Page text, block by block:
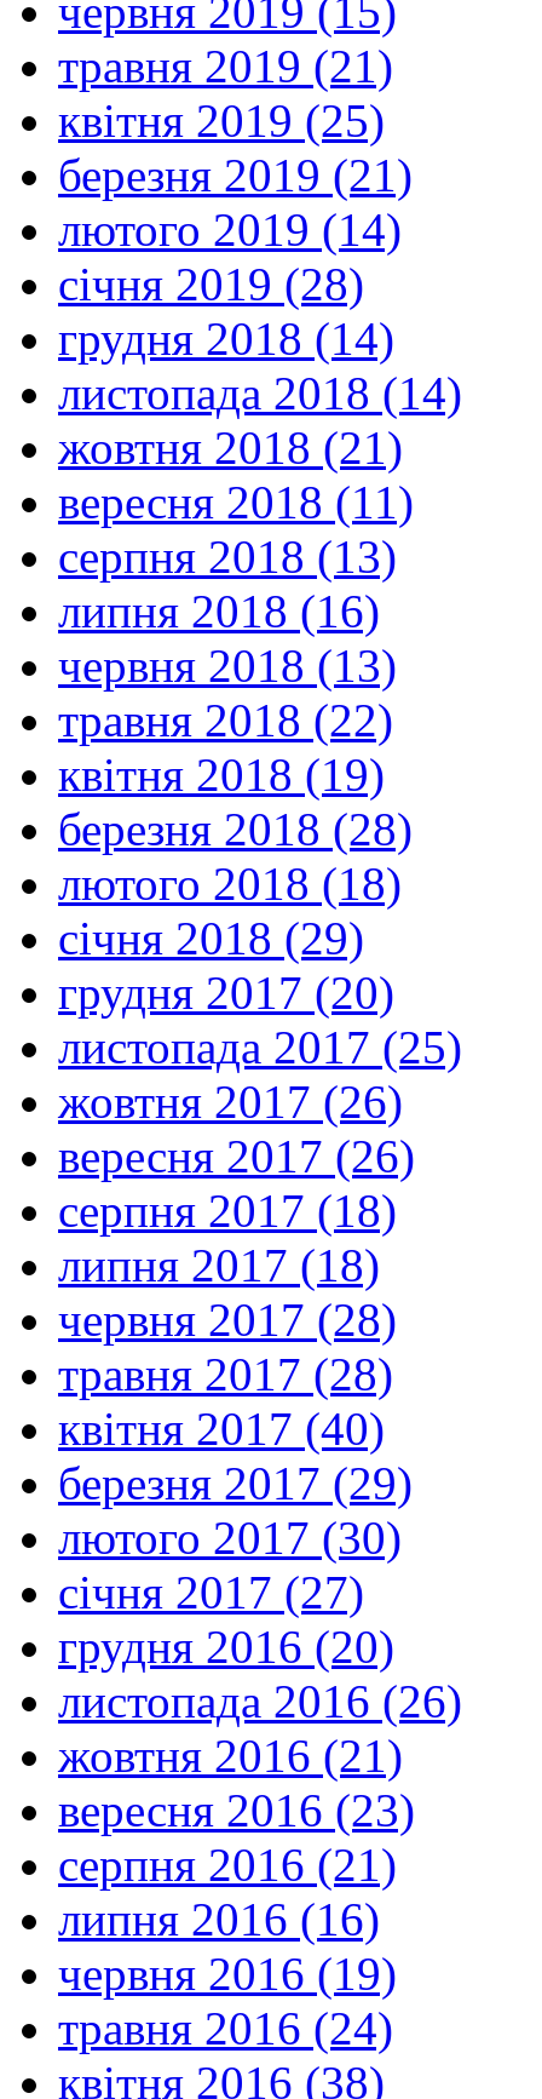
червня 2019 (15)
травня 2019 (21)
квітня 2019 (25)
березня 2019 (21)
лютого 2019 (14)
січня 2019 (28)
грудня 2018 (14)
листопада 2018 (14)
жовтня 2018 (21)
вересня 2018 (11)
серпня 2018 (13)
липня 2018 (16)
червня 2018 (13)
травня 2018 (22)
квітня 2018 (19)
березня 2018 (28)
лютого 2018 (18)
січня 2018 (29)
грудня 2017 (20)
листопада 2017 (25)
жовтня 2017 (26)
вересня 2017 (26)
серпня 2017 (18)
липня 2017 (18)
червня 2017 (28)
травня 2017 (28)
квітня 2017 (40)
березня 2017 (29)
лютого 2017 (30)
січня 2017 (27)
грудня 2016 (20)
листопада 2016 (26)
жовтня 2016 (21)
вересня 2016 (23)
серпня 2016 (21)
липня 2016 (16)
червня 2016 (19)
травня 2016 (24)
квітня 2016 (38)